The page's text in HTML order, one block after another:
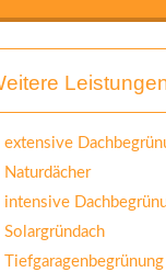
extensive
Naturdächer
intensive
Solargründach
Tiefgaragenbegrünung